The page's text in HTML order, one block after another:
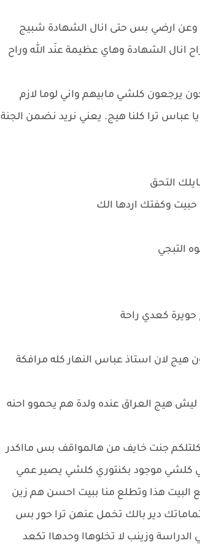
وعن ارضي بس حتى انال الشهادة شبيج
انال الشهادة وهاي عظيمة عنَد الله وراح
يرجعون كلشي مابيهم واني لوما لازم
عباس ترا كلنا هيج. يعني نريد نضمن الجنة
التحق
وكفتك اردها الك
التبجي
كعدي راحة
هيج لان استاذ عباس النهار كله مرافكة
هيج العراق عنده ولدة هم يحموو احنه
جنت خايف من هالمواقف بس مااكدر
كلشي موجود بكنتوري كلشي يصير عمي
هذا وتطلع منا ببيت احسن هم زين
دير بالك تخمل عنهن ترا حور بس
وزينب لا تخلوهاا وحدهاا تكعد